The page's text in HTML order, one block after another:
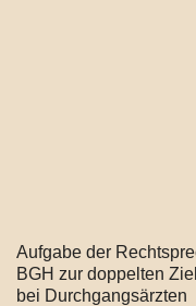
Aufgabe der
BGH zur doppelten
bei Durchgangsärzten